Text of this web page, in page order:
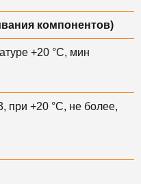
компонентов)
+20 °С, мин
при +20 °C, не более,